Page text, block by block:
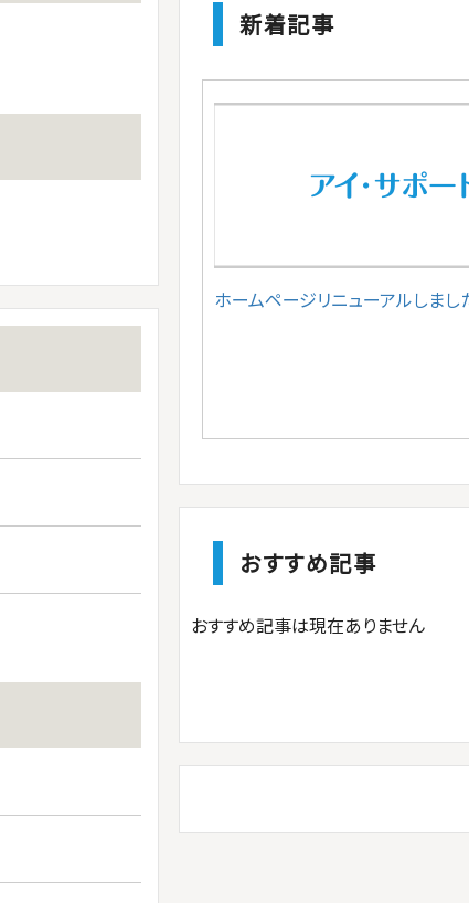
新着記事
ホームページリニューアルしまし
おすすめ記事
おすすめ記事は現在ありません